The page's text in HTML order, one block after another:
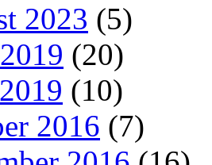
2023 (5)
(20)
(10)
2016 (7)